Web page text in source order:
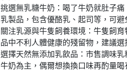
挑選無乳糖牛奶：喝了牛奶就肚子
乳製品，包含優酪乳、起司等，可
關注乳源與牛隻飼養環境：牛隻飼
品中不利人體健康的殘留物，建議
選擇天然無添加乳飲品：市售調味
牛奶為主，偶爾想換換口味再酌量